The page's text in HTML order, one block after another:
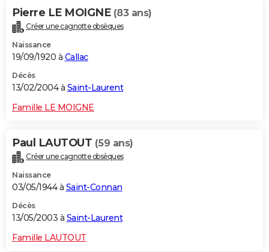
Pierre LE MOIGNE (83 ans)
Créer une cagnotte obsèques
Naissance
19/09/1920 à Callac
Décès
13/02/2004 à Saint-Laurent
Famille LE MOIGNE
Paul LAUTOUT (59 ans)
Créer une cagnotte obsèques
Naissance
03/05/1944 à Saint-Connan
Décès
13/05/2003 à Saint-Laurent
Famille LAUTOUT